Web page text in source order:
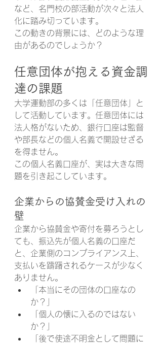
など、名門校の部活動が次々と法人
化に踏み切っています。
この動きの背景には、どのような理
由があるのでしょうか？
任意団体が抱える資金調
達の課題
大学運動部の多くは「任意団体」と
して活動しています。任意団体には
法人格がないため、銀行口座は監督
や部長などの個人名義で開設せざる
を得ません。
この個人名義口座が、実は大きな問
題を引き起こしています。
企業からの協賛金受け入れの
壁
企業から協賛金や寄付を募ろうとし
ても、振込先が個人名義の口座だ
と、企業側のコンプライアンス上、
支払いを躊躇されるケースが少なく
ありません。
「本当にその団体の口座なの
か？」
「個人の懐に入るのではない
か？」
「後で使途不明金として問題に